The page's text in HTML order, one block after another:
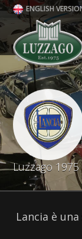
ENGLISH
Luzzago 1975
Lancia è